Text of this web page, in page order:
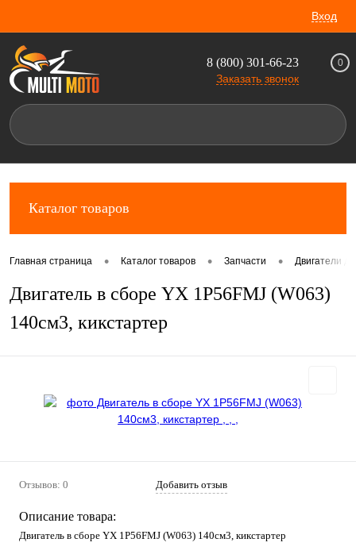
Вход
8 (800) 301-66-23
Заказать звонок
0
Каталог товаров
Главная страница • Каталог товаров • Запчасти • Двигатели
Двигатель в сборе YX 1P56FMJ (W063)
140см3, кикстартер
Отзывов: 0 Добавить отзыв
Описание товара:
Двигатель в сборе YX 1P56FMJ (W063) 140см3, кикстартер